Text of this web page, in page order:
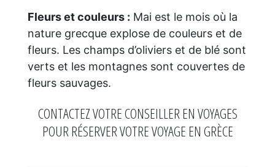
Fleurs et couleurs : Mai est le mois où la
nature grecque explose de couleurs et de
fleurs. Les champs d’oliviers et de blé sont
verts et les montagnes sont couvertes de
fleurs sauvages.
CONTACTEZ VOTRE CONSEILLER EN VOYAGES
POUR RÉSERVER VOTRE VOYAGE EN GRÈCE